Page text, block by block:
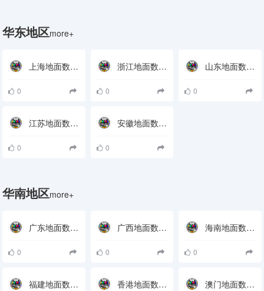
华东地区more+
上海地面数字电视接收参数
0
浙江地面数字电视接收参数
0
山东地面数字电视接收参数
0
江苏地面数字电视接收参数
0
安徽地面数字电视接收参数
0
华南地区more+
广东地面数字电视接收参数
0
广西地面数字电视接收参数
0
海南地面数字电视接收参数
0
福建地面数字电视接收参数 香港地面数字电视接收参数 澳门地面数字电视接收参数